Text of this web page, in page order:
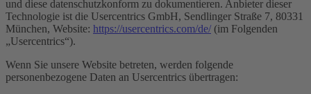
und diese datenschutzkonform zu dokumentieren. Anbieter dieser
Technologie ist die Usercentrics GmbH, Sendlinger Straße 7, 80331
München, Website: https://usercentrics.com/de/ (im Folgenden
„Usercentrics“).
Wenn Sie unsere Website betreten, werden folgende
personenbezogene Daten an Usercentrics übertragen: